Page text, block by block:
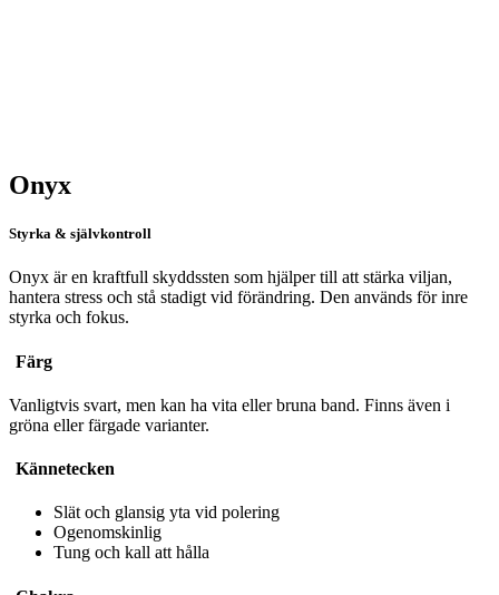
Onyx
Styrka & självkontroll
Onyx är en kraftfull skyddssten som hjälper till att stärka viljan,
hantera stress och stå stadigt vid förändring. Den används för inre
styrka och fokus.
Färg
Vanligtvis svart, men kan ha vita eller bruna band. Finns även i
gröna eller färgade varianter.
Kännetecken
Slät och glansig yta vid polering
Ogenomskinlig
Tung och kall att hålla